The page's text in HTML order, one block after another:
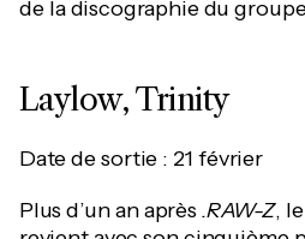
de la discographie du
Laylow, Trinity
Date de sortie : 21 février
Plus d’un an après.RAW-Z,